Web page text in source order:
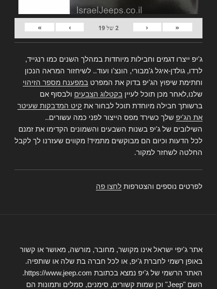
«
‹
2של19
›
»
ג'יפ ייצרו דגמים וחבילות מיוחדות במהלך השנים כמו רנגייד,
לרדו, גולדן-איגל ג'מבורי, הונצ'ו ועוד.. לשיחזור המראה הנכון
וחתימת שיפוץ הג'יפ בדוק את המפרט במפענח מספר הזיהוי
שלנו,לאחר מכן תוכל לעיין בקטלוג הצבעים ולבסוף אם
ברשותך חבילה מיוחדת תוכל לבחור את קיט המדבקות שעיטר
את הג'יפ שלך כשירד מפס הייצור לפני כמה עשורים..
השילובים של ג'יפ בשנות השבעים והשמונים הקדימו את זמנם
לכל הדעות וכיום הם מבוקשים מתמיד! מקווים שעזרנו לך לקבל
החלטה לשחזר למקור.
לפרטים נוספים והצטרפות לחצו פה
אתר ג'יפי ישראל אינו מקושר, מחובר, מורשה, מאושר או קשור
באופן רשמי לחברת ג'יפ, או לכל חברה בת שלה או שותפיה.
האתר הרשמי של ג'יפ נמצא בכתובת https://www.jeep.com.
השם "Jeep" וכן שמות קשורים, סימנים, סמלים ותמונות הם